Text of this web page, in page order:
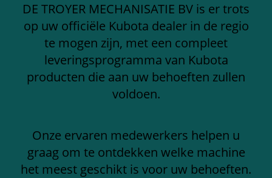
DE TROYER MECHANISATIE BV is er trots
op uw officiële Kubota dealer in de regio
te mogen zijn, met een compleet
leveringsprogramma van Kubota
producten die aan uw behoeften zullen
voldoen.
Onze ervaren medewerkers helpen u
graag om te ontdekken welke machine
het meest geschikt is voor uw behoeften.